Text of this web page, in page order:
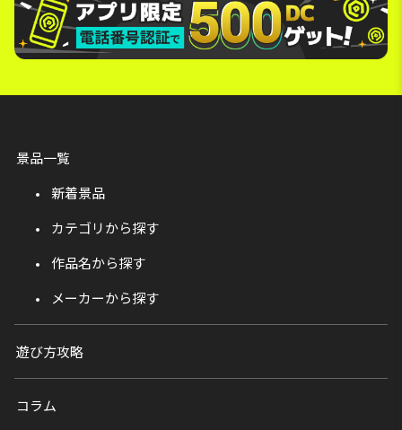
景品一覧
新着景品
カテゴリから探す
作品名から探す
メーカーから探す
遊び方攻略
コラム